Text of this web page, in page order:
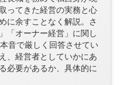
ってきた経営の実務と心
に余すことなく解説。さ
「オーナー経営」に関し
音で厳しく回答させてい
、経営者としていかにあ
必要があるか、具体的に